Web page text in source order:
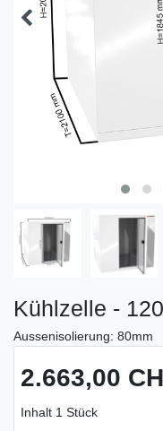
Kühlzelle -
Aussenisolierung: 80mm
2.663,00
Inhalt 1 Stück